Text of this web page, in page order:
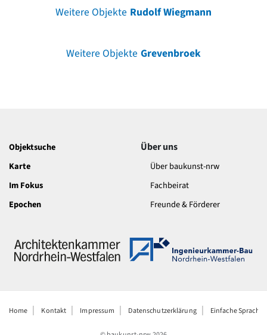
Weitere Objekte Rudolf Wiegmann
Weitere Objekte Grevenbroek
Objektsuche
Karte
Im Fokus
Epochen
Über uns
Über baukunst-nrw
Fachbeirat
Freunde & Förderer
Home Kontakt Impressum Datenschutzerklärung Einfache Sprache